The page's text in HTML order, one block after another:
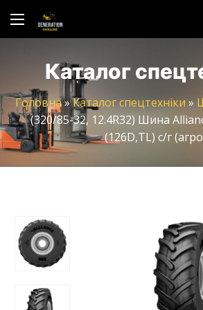
Каталог
Головна» Каталог спецтехніки»
(320/85-32, 12.4R32) Шина
(126D,TL) с/г